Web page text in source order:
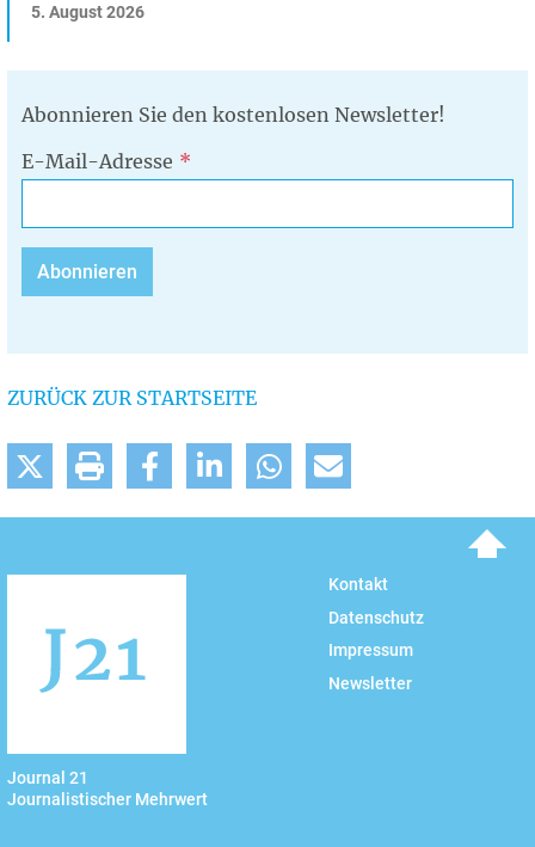
5. August 2026
Abonnieren Sie den kostenlosen Newsletter!
E-Mail-Adresse
ZURÜCK ZUR STARTSEITE
Journal 21
Journalistischer Mehrwert
Kontakt
Datenschutz
Impressum
Newsletter